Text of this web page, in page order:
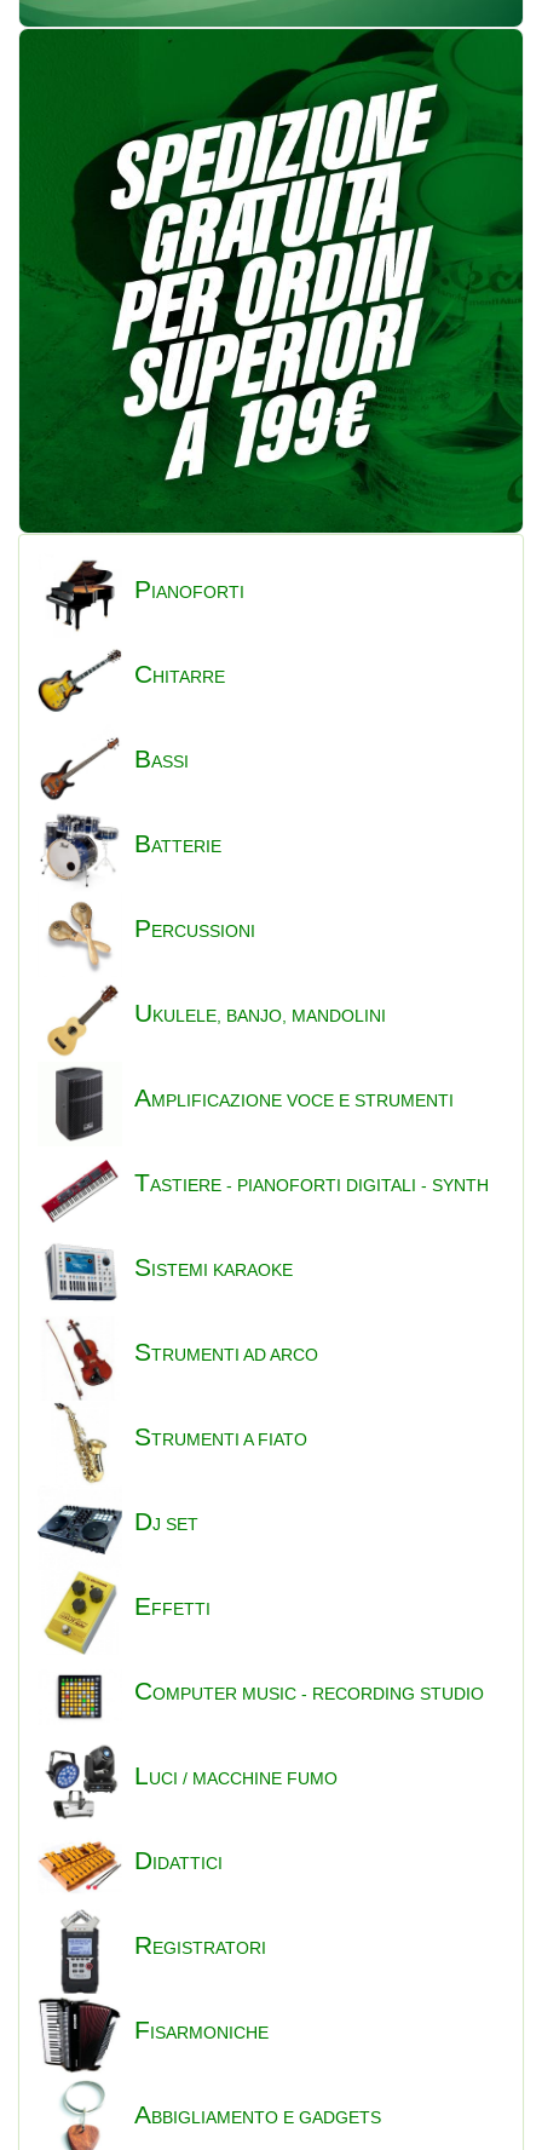
PIANOFORTI
CHITARRE
BASSI
BATTERIE
PERCUSSIONI
UKULELE, BANJO, MANDOLINI
AMPLIFICAZIONE VOCE E STRUMENTI
TASTIERE - PIANOFORTI DIGITALI - SYNTH
SISTEMI KARAOKE
STRUMENTI AD ARCO
STRUMENTI A FIATO
DJ SET
EFFETTI
COMPUTER MUSIC - RECORDING STUDIO
L UCI / MACCHINE FUMO
DIDATTICI
REGISTRATORI
FISARMONICHE
ABBIGLIAMENTO E GADGETS